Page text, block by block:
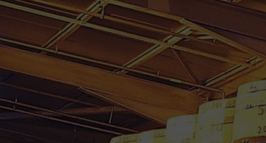
CARAÏBES RHUMS D’EXCEPTION VINS
PRODUITS
MON COMPTE
Guadeloupe/ RHUM BLANC SIMONNET 1 L 50°
RHUM BLANC